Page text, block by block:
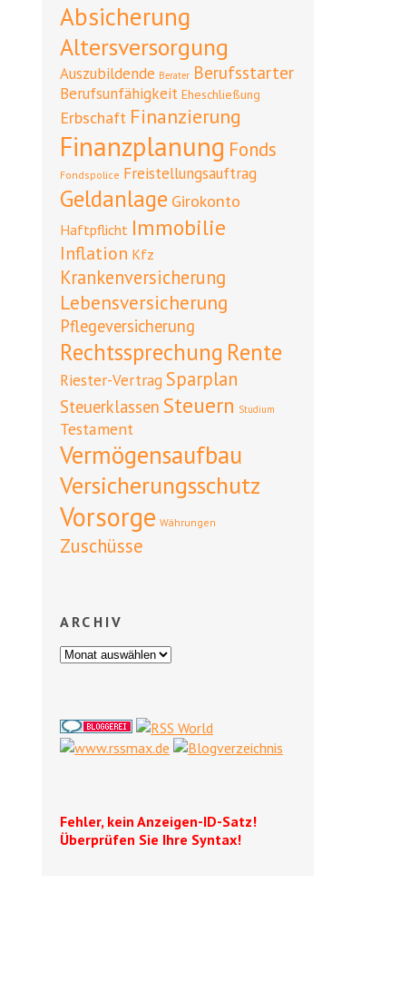
Absicherung
Altersversorgung
Auszubildende Berater Berufsstarter
Berufsunfähigkeit Eheschließung
Erbschaft Finanzierung
Finanzplanung Fonds
Fondspolice Freistellungsauftrag
Geldanlage Girokonto
Haftpflicht Immobilie
Inflation Kfz
Krankenversicherung
Lebensversicherung
Pflegeversicherung
Rechtssprechung Rente
Riester-Vertrag Sparplan
Steuerklassen Steuern Studium
Testament
Vermögensaufbau
Versicherungsschutz
Vorsorge Währungen
Zuschüsse
ARCHIV
Fehler, kein Anzeigen-ID-Satz!
Überprüfen Sie Ihre Syntax!